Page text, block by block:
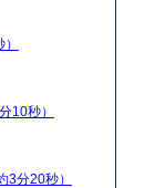
10秒）
3分20秒）